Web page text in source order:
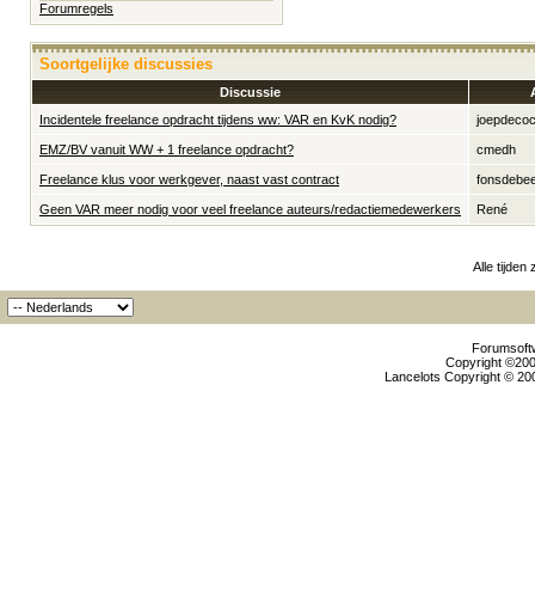
Forumregels
Soortgelijke discussies
Discussie
Incidentele freelance opdracht tijdens ww: VAR en KvK nodig?
EMZ/BV vanuit WW + 1 freelance opdracht? cmedh
Freelance klus voor werkgever, naast vast contract
Geen VAR meer nodig voor veel freelance auteurs/redactiemedewerkers René
Alle tijden
Copyright
Lancelots Copyright ©